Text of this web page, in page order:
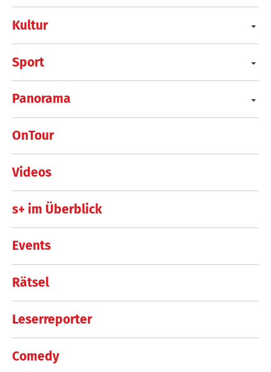
Kultur
Sport
Panorama
OnTour
Videos
s+ im Überblick
Events
Rätsel
Leserreporter
Comedy